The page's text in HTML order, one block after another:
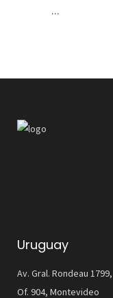
...
Uruguay
Av. Gral. Rondeau 1799,
Of. 904, Montevideo